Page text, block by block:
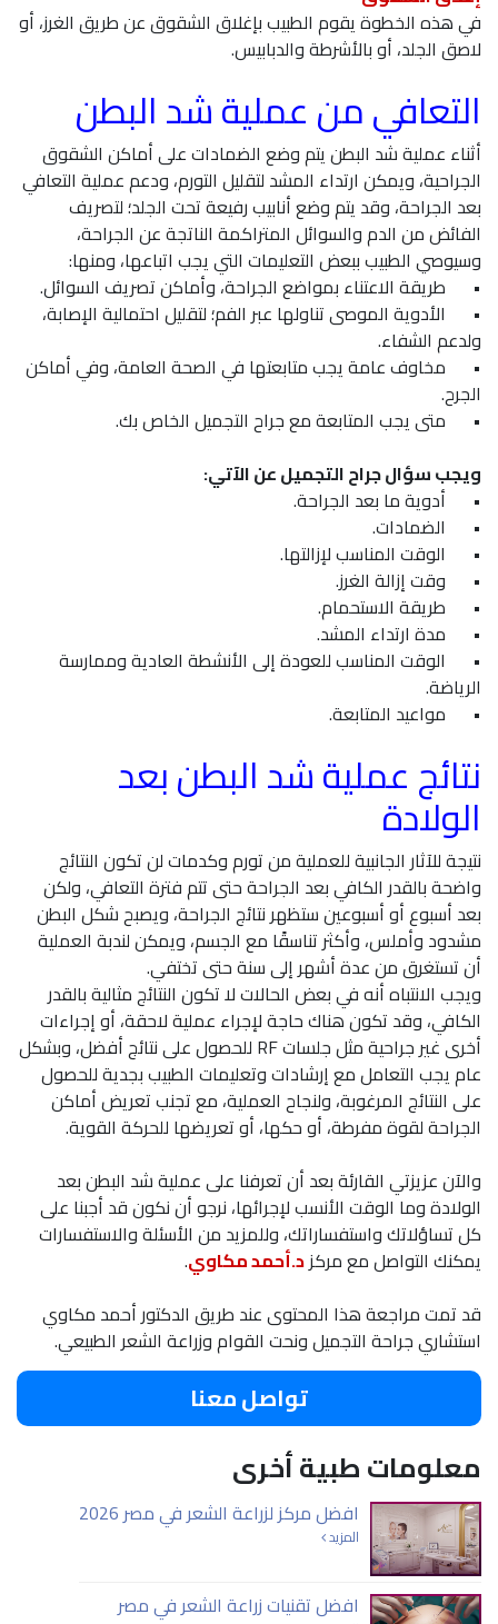
في هذه الخطوة يقوم الطبيب بإغلاق الشقوق عن طريق الغرز، أو
لاصق الجلد، أو بالأشرطة والدبابيس.
التعافي من عملية شد البطن
أثناء عملية شد البطن يتم وضع الضمادات على أماكن الشقوق
الجراحية، ويمكن ارتداء المشد لتقليل التورم، ودعم عملية التعافي
بعد الجراحة، وقد يتم وضع أنابيب رفيعة تحت الجلد؛ لتصريف
الفائض من الدم والسوائل المتراكمة الناتجة عن الجراحة،
وسيوصي الطبيب ببعض التعليمات التي يجب اتباعها، ومنها:
•
طريقة الاعتناء بمواضع الجراحة، وأماكن تصريف السوائل.
•
الأدوية الموصى تناولها عبر الفم؛ لتقليل احتمالية الإصابة،
ولدعم الشفاء.
•
مخاوف عامة يجب متابعتها في الصحة العامة، وفي أماكن
الجرح.
•
متى يجب المتابعة مع جراح التجميل الخاص بك.
ويجب سؤال جراح التجميل عن الآتي:
•
أدوية ما بعد الجراحة.
•
الضمادات.
•
الوقت المناسب لإزالتها.
•
وقت إزالة الغرز.
•
طريقة الاستحمام.
•
مدة ارتداء المشد.
•
الوقت المناسب للعودة إلى الأنشطة العادية وممارسة
الرياضة.
•
مواعيد المتابعة.
نتائج عملية شد البطن بعد
الولادة
نتيجة للآثار الجانبية للعملية من تورم وكدمات لن تكون النتائج
واضحة بالقدر الكافي بعد الجراحة حتى تتم فترة التعافي، ولكن
بعد أسبوع أو أسبوعين ستظهر نتائج الجراحة، ويصبح شكل البطن
مشدود وأملس، وأكثر تناسقًا مع الجسم، ويمكن لندبة العملية
أن تستغرق من عدة أشهر إلى سنة حتى تختفي.
ويجب الانتباه أنه في بعض الحالات لا تكون النتائج مثالية بالقدر
الكافي، وقد تكون هناك حاجة لإجراء عملية لاحقة، أو إجراءات
أخرى غير جراحية مثل جلسات RF للحصول على نتائج أفضل، وبشكل
عام يجب التعامل مع إرشادات وتعليمات الطبيب بجدية للحصول
على النتائج المرغوبة، ولنجاح العملية، مع تجنب تعريض أماكن
الجراحة لقوة مفرطة، أو حكها، أو تعريضها للحركة القوية.
والآن عزيزتي القارئة بعد أن تعرفنا على عملية شد البطن بعد
الولادة وما الوقت الأنسب لإجرائها، نرجو أن نكون قد أجبنا على
كل تساؤلاتك واستفساراتك، وللمزيد من الأسئلة والاستفسارات
يمكنك التواصل مع مركزد.أحمد مكاوي.
قد تمت مراجعة هذا المحتوى عند طريق الدكتور أحمد مكاوي
استشاري جراحة التجميل ونحت القوام وزراعة الشعر الطبيعي.
تواصل معنا
معلومات طبية أخرى
افضل مركز لزراعة الشعر في مصر 2026
المزيد
افضل تقنيات زراعة الشعر في مصر